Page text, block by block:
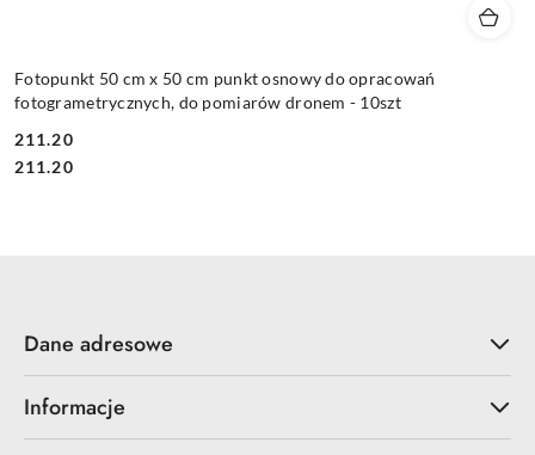
Fotopunkt 50 cm x 50 cm punkt osnowy do opracowań
fotogrametrycznych, do pomiarów dronem - 10szt
Cena:
211.20
Cena:
211.20
Dane adresowe
Informacje